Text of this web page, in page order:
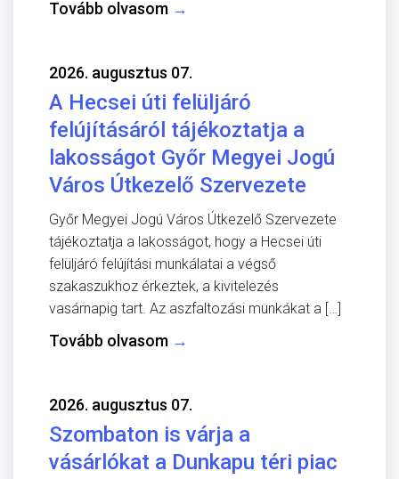
Tovább olvasom →
2026. augusztus 07.
A Hecsei úti felüljáró
felújításáról tájékoztatja a
lakosságot Győr Megyei Jogú
Város Útkezelő Szervezete
Győr Megyei Jogú Város Útkezelő Szervezete
tájékoztatja a lakosságot, hogy a Hecsei úti
felüljáró felújítási munkálatai a végső
szakaszukhoz érkeztek, a kivitelezés
vasárnapig tart. Az aszfaltozási munkákat a […]
Tovább olvasom →
2026. augusztus 07.
Szombaton is várja a
vásárlókat a Dunkapu téri piac